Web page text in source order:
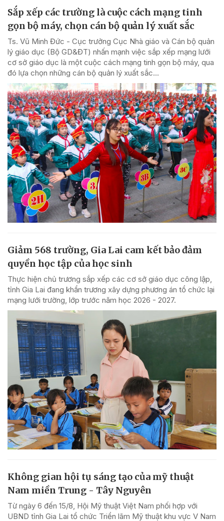
Sắp xếp các trường là cuộc cách mạng tinh
gọn bộ máy, chọn cán bộ quản lý xuất sắc
Ts. Vũ Minh Đức - Cục trưởng Cục Nhà giáo và Cán bộ quản
lý giáo dục (Bộ GD&ĐT) nhấn mạnh việc sắp xếp mạng lưới
cơ sở giáo dục là một cuộc cách mạng tinh gọn bộ máy, qua
đó lựa chọn những cán bộ quản lý xuất sắc...
Giảm 568 trường, Gia Lai cam kết bảo đảm
quyền học tập của học sinh
Thực hiện chủ trương sắp xếp các cơ sở giáo dục công lập,
tỉnh Gia Lai đang khẩn trương xây dựng phương án tổ chức lại
mạng lưới trường, lớp trước năm học 2026 - 2027.
Không gian hội tụ sáng tạo của mỹ thuật
Nam miền Trung - Tây Nguyên
Từ ngày 6 đến 15/8, Hội Mỹ thuật Việt Nam phối hợp với
UBND tỉnh Gia Lai tổ chức Triển lãm Mỹ thuật khu vực V Nam